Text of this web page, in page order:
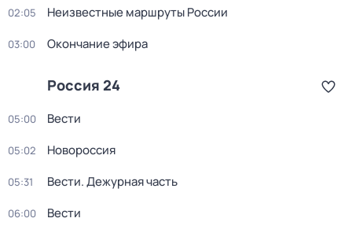
02:05 Неизвестные маршруты России
03:00 Окончание эфира
Россия 24
05:00 Вести
05:02 Новороссия
05:31 Вести. Дежурная часть
06:00 Вести